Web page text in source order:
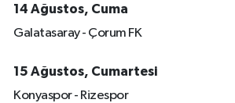
14 Ağustos, Cuma
Galatasaray - Çorum FK
15 Ağustos, Cumartesi
Konyaspor - Rizespor